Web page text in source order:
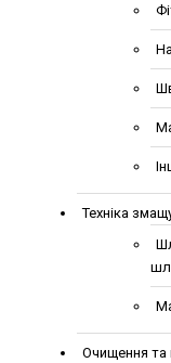
Техніка
Очищення та